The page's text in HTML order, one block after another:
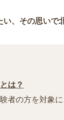
い、その思いで
は？
者の方を対象